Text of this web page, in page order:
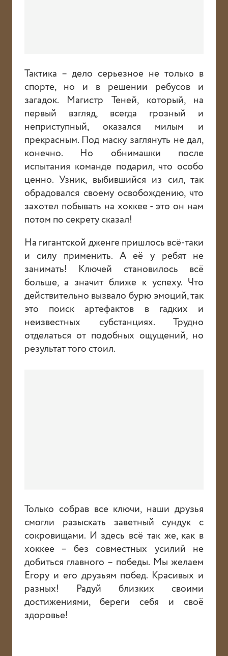
Тактика – дело серьезное не только в
спорте, но и в решении ребусов и
загадок. Магистр Теней, который, на
первый взгляд, всегда грозный и
неприступный, оказался милым и
прекрасным. Под маску заглянуть не дал,
конечно. Но обнимашки после
испытания команде подарил, что особо
ценно. Узник, выбившийся из сил, так
обрадовался своему освобождению, что
захотел побывать на хоккее - это он нам
потом по секрету сказал!
На гигантской дженге пришлось всё-таки
и силу применить. А её у ребят не
занимать! Ключей становилось всё
больше, а значит ближе к успеху. Что
действительно вызвало бурю эмоций, так
это поиск артефактов в гадких и
неизвестных субстанциях. Трудно
отделаться от подобных ощущений, но
результат того стоил.
Только собрав все ключи, наши друзья
смогли разыскать заветный сундук с
сокровищами. И здесь всё так же, как в
хоккее – без совместных усилий не
добиться главного – победы. Мы желаем
Егору и его друзьям побед. Красивых и
разных! Радуй близких своими
достижениями, береги себя и своё
здоровье!